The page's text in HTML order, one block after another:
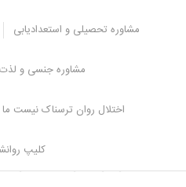
مشاوره تحصیلی و استعدادیابی
مشاوره جنسی و لذت
اختلال روان ترسناک نیست
کلیپ
سرما و لرزش بدن در اثر سرما با
آبریزش بینی و آب ریزی چشم
اسهال و استفراغ